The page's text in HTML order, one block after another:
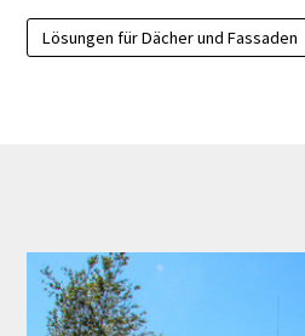
Lösungen für Dächer und Fassaden